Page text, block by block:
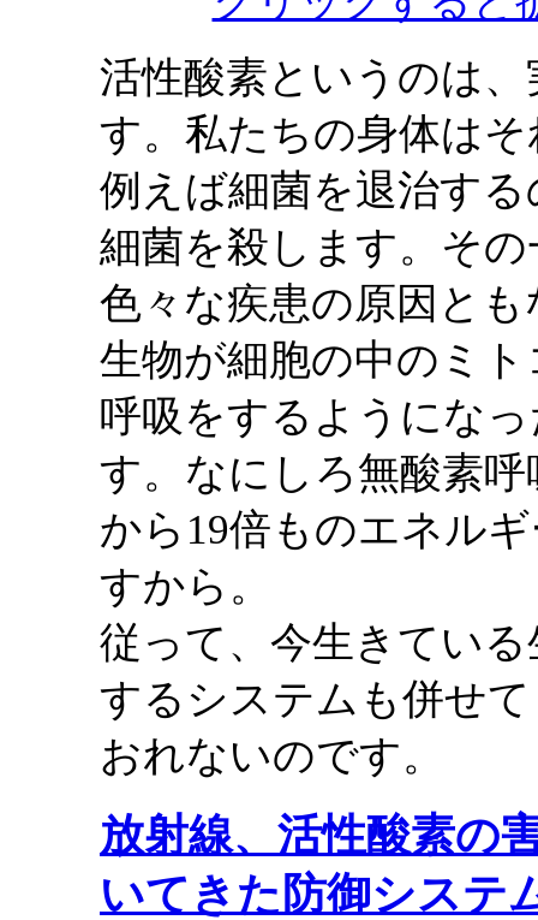
活性酸素というのは
す。私たちの身体は
例えば細菌を退治す
細菌を殺します。そ
色々な疾患の原因と
生物が細胞の中のミ
呼吸をするようにな
す。なにしろ無酸素
から19倍ものエネル
すから。
従って、今生きてい
するシステムも併せ
おれないのです。
放射線、活性酸素の
いてきた防御システ